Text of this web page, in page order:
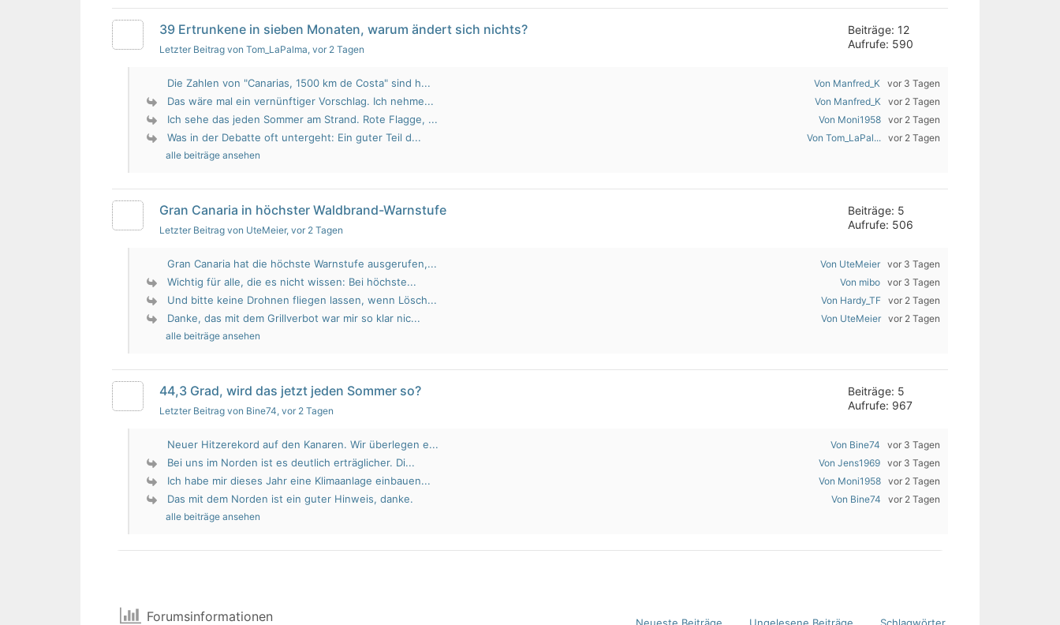
39 Ertrunkene in sieben Monaten, warum ändert sich nichts?
Letzter Beitrag von Tom_LaPalma, vor 2 Tagen
Beiträge: 12
Aufrufe: 590
Die Zahlen von "Canarias, 1500 km de Costa" sind h... Von Manfred_K vor 3 Tagen
Das wäre mal ein vernünftiger Vorschlag. Ich nehme... Von Manfred_K vor 2 Tagen
Ich sehe das jeden Sommer am Strand. Rote Flagge, ... Von Moni1958 vor 2 Tagen
Was in der Debatte oft untergeht: Ein guter Teil d... Von Tom_LaPal... vor 2 Tagen
alle beiträge ansehen
Gran Canaria in höchster Waldbrand-Warnstufe
Letzter Beitrag von UteMeier, vor 2 Tagen
Beiträge: 5
Aufrufe: 506
Gran Canaria hat die höchste Warnstufe ausgerufen,... Von UteMeier vor 3 Tagen
Wichtig für alle, die es nicht wissen: Bei höchste... Von mibo vor 3 Tagen
Und bitte keine Drohnen fliegen lassen, wenn Lösch... Von Hardy_TF vor 2 Tagen
Danke, das mit dem Grillverbot war mir so klar nic... Von UteMeier vor 2 Tagen
alle beiträge ansehen
44,3 Grad, wird das jetzt jeden Sommer so?
Letzter Beitrag von Bine74, vor 2 Tagen
Beiträge: 5
Aufrufe: 967
Neuer Hitzerekord auf den Kanaren. Wir überlegen e... Von Bine74 vor 3 Tagen
Bei uns im Norden ist es deutlich erträglicher. Di... Von Jens1969 vor 3 Tagen
Ich habe mir dieses Jahr eine Klimaanlage einbauen... Von Moni1958 vor 2 Tagen
Das mit dem Norden ist ein guter Hinweis, danke. Von Bine74 vor 2 Tagen
alle beiträge ansehen
Forumsinformationen